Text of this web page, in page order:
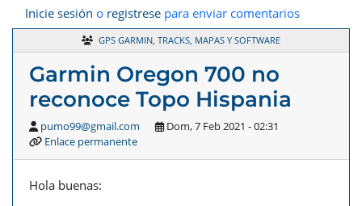
Inicie sesión o registrese para enviar comentarios
GPS GARMIN, TRACKS, MAPAS Y SOFTWARE
Garmin Oregon 700 no
reconoce Topo Hispania
pumo99@gmail.com
Dom, 7 Feb 2021 - 02:31
Enlace permanente
Hola buenas: